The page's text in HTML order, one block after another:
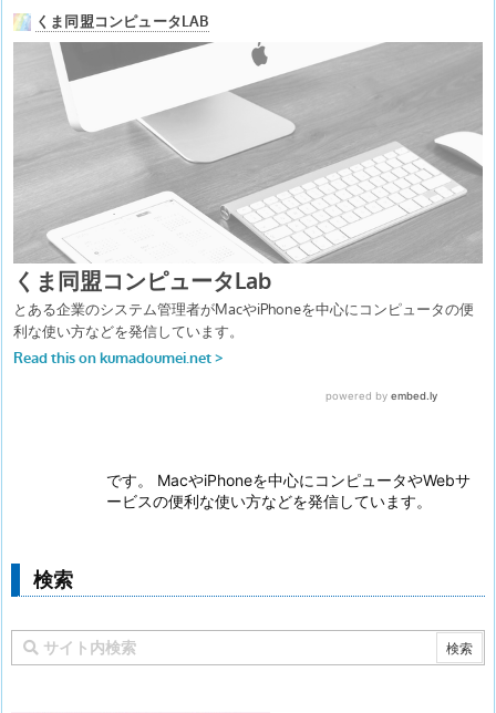
です。 MacやiPhoneを中心にコンピュータやWebサ
ービスの便利な使い方などを発信しています。
検索